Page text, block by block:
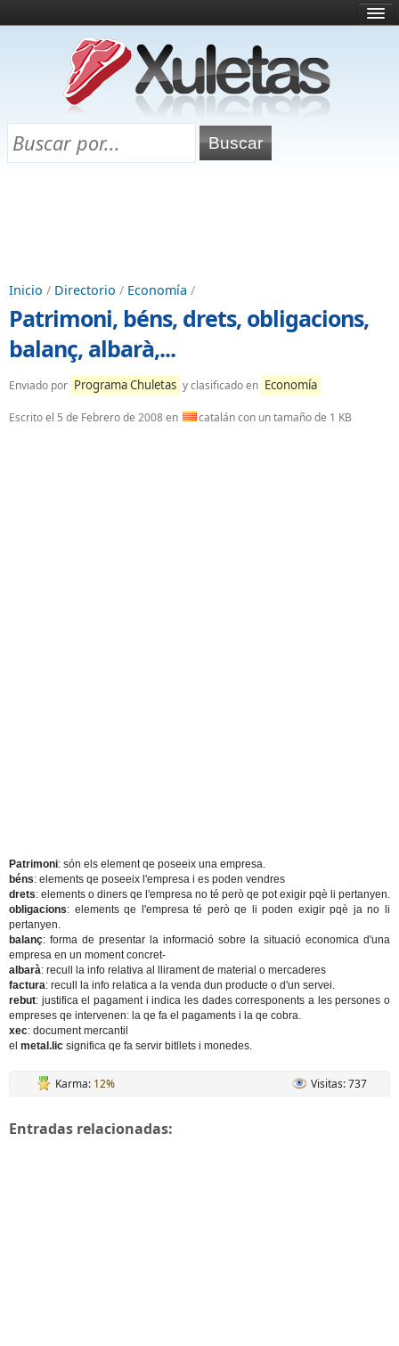
¿Qué es esto?
Directorio
Chuletas para exámenes
Inicio / Directorio / Economía /
Patrimoni, béns, drets, obligacions,
balanç, albarà,...
Enviado por Programa Chuletas y clasificado en Economía
Escrito el 5 de Febrero de 2008en catalán con un tamaño de 1 KB
Patrimoni: són els element qe poseeix una empresa.
béns: elements qe poseeix l'empresa i es poden vendres
drets: elements o diners qe l'empresa no té però qe pot exigir pqè li pertanyen.
obligacions: elements qe l'empresa té però qe li poden exigir pqè ja no li
pertanyen.
balanç: forma de presentar la informació sobre la situació economica d'una
empresa en un moment concret-
albarà: recull la info relativa al llirament de material o mercaderes
factura: recull la info relatica a la venda dun producte o d'un servei.
rebut: justifica el pagament i indica les dades corresponents a les persones o
empreses qe intervenen: la qe fa el pagaments i la qe cobra.
xec: document mercantil
el metal.lic significa qe fa servir bitllets i monedes.
Karma: 12% Visitas: 737
Entradas relacionadas: